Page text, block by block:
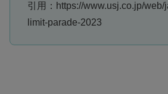
引用：https://www.usj.co.jp/web/
limit-parade-2023